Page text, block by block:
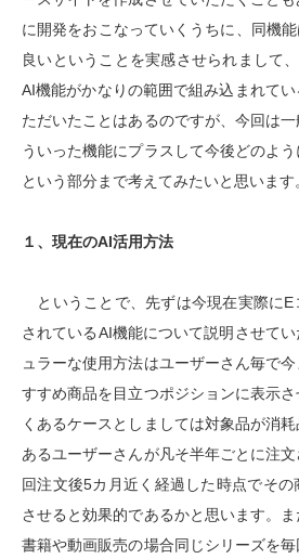
に開発をおこなっていくうちに、同機
良いということを実感させられまして
AI機能がかなりの範囲で組み込まれて
ただいたことはあるのですが、今回は
ういった機能にプラスして今後どのよ
という部分まで考えてみたいと思います
１、現在のAI活用方法
ということで、先ずは今現在実際にE
されているAI機能について説明させて
ュラーな使用方法はユーザーさん毎で
すすめ商品を目立つポジションに表示
くあるケースとしましては対象品が消
あるユーザーさんが凡そ半年ごとに注
回注文後5カ月近く経過した時点でそ
させると効果的であるかと思います。
書籍や動画販売の場合同じシリーズを